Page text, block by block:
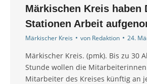
Märkischen Kreis haben
Stationen Arbeit
Märkischer Kreis von Redaktion 24.
Märkischer Kreis. (pmk). Bis zu 30
Stunde wollen die
Mitarbeiter des Kreises künftig an